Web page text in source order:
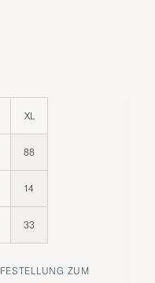
XL
88
14
33
ZUM R